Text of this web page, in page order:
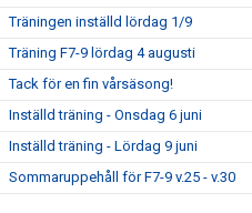
Träningen inställd lördag 1/9
Träning F7-9 lördag 4 augusti
Tack för en fin vårsäsong!
Inställd träning - Onsdag 6 juni
Inställd träning - Lördag 9 juni
Sommaruppehåll för F7-9 v.25 - v.30